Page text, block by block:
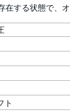
在する状態で、
ト